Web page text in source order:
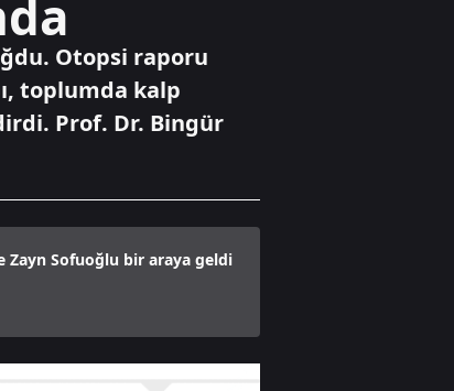
kontrollü
yıkımına başlandı
Yaşam
anı kamerada
Otopsi raporu
toplumda kalp
Prof. Dr. Bingür
Zayn Sofuoğlu bir araya geldi